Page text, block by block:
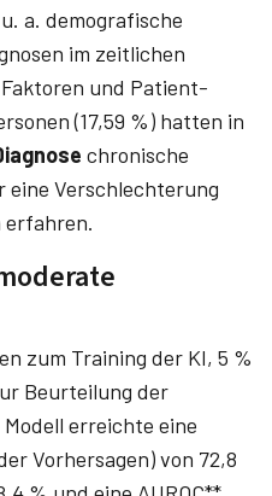
a. demografische
im zeitlichen
und Patient-
(17,59 %) hatten in
chronische
eine Verschlechterung
erfahren.
zum Training der KI, 5 %
Beurteilung der
erreichte eine
Vorhersagen) von 72,8